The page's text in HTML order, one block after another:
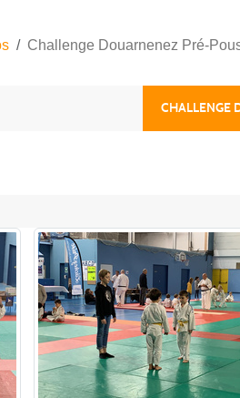
Challenge Douarnenez Pré-
CHALLENGE